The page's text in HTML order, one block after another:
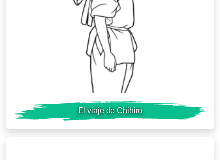
El viaje de Chihiro